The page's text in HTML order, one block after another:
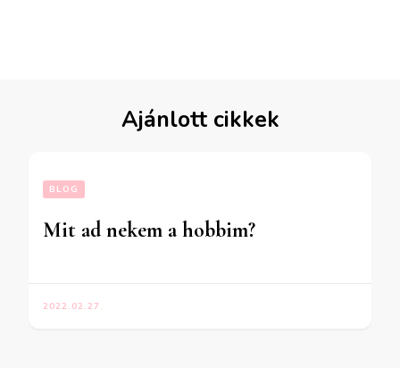
Ajánlott cikkek
BLOG
Mit ad nekem a hobbim?
2022.02.27.